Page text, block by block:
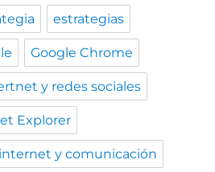
estrategias
Google Chrome
y redes sociales
Explorer
internet y comunicación